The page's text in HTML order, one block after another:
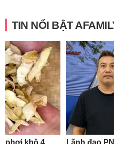
TIN NỔI BẬT